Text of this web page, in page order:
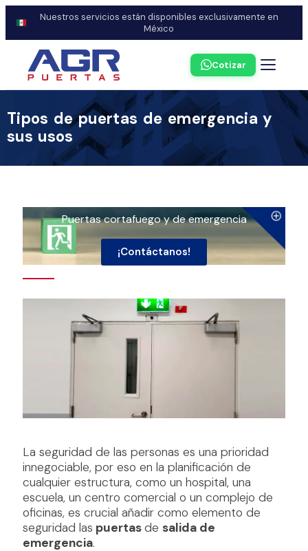
Nuestros servicios están disponibles exclusivamente en
México
Cotizar
Tipos de puertas de emergencia y
sus usos
Puertas cortafuego y de emergencia
¡Contáctanos!
La seguridad de las personas es una prioridad
innegociable, por eso en la planificación de
cualquier estructura, como un hospital, una
escuela, un centro comercial o un complejo de
oficinas, es crucial añadir como elemento de
seguridad las puertasde salida de
emergencia.